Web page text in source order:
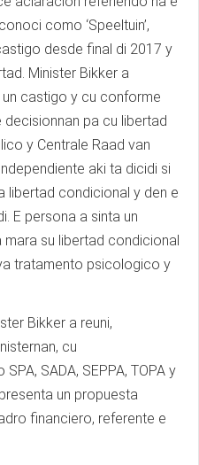
como ‘Speeltuin’,
desde final di 2017 y
Minister Bikker a
castigo y cu conforme
pa cu libertad
y Centrale Raad van
aki ta dicidi si
libertad condicional y den e
E persona a sinta un
su libertad condicional
tratamento psicologico y
Bikker a reuni,
cu
SADA, SEPPA, TOPA y
un propuesta
financiero, referente e